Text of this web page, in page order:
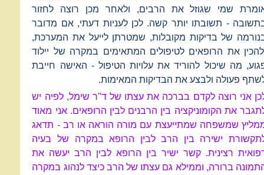
שמי שגוזל את הרבים, ולאחר מכן רוצה לחזור
- תשובתו יותר קשה. לכן לעניות דעתי, אם מדובר
של בדיקות מקובלות, שמטרתן לייעל את המערכת,
את הרופאים לטיפולים המתאימים במקרה של יילוד
מה שיכול להוריד את עלויות הטיפול - האישה חייבת
פעולה ולבצע את הבדיקות המאימות.
אני רוצה לקדם בברכה את עצתו של ד"ר שימל, לפיה יש
את הקומוניקציה בין הרבנים לבין הרופאים. אני מאוד
שמשפחה שמתייעצת עם מורה הוראה או רב - תדאג
ישירה בין הרב לבין הרופא במקרה של בעיה
רצינית. קשר ישיר בין הרופא לבין הרב יעשה את
ברורה, וממילא גם עצתו של הרב כיצד לנהוג במקרה